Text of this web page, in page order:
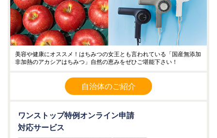
美容や健康にオススメ！はちみつの女王とも言われている「国産無添加
非加熱のアカシアはちみつ」自然の恵みをぜひご堪能下さい！
自治体のご紹介
ワンストップ特例オンライン申請
対応サービス